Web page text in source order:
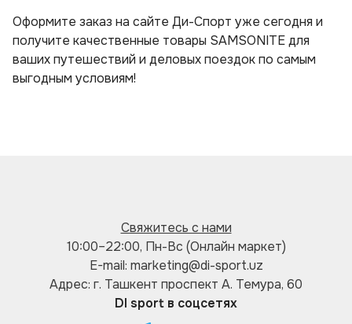
Оформите заказ на сайте Ди-Спорт уже сегодня и
получите качественные товары SAMSONITE для
ваших путешествий и деловых поездок по самым
выгодным условиям!
Свяжитесь с нами
10:00–22:00, Пн-Вс (Онлайн маркет)
E-mail: marketing@di-sport.uz
Адрес: г. Ташкент проспект А. Темура, 60
DI sport в соцсетях